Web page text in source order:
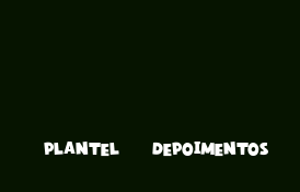
PLANTEL DEPOIMENTOS